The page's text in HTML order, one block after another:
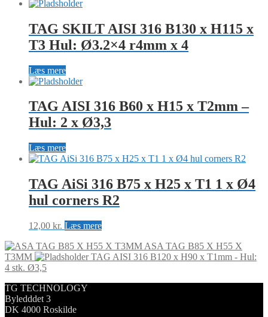
TAG SKILT AISI 316 B130 x H115 x
T3 Hul: Ø3.2×4 r4mm x 4
Læs mere
TAG AISI 316 B60 x H15 x T2mm –
Hul: 2 x Ø3,3
Læs mere
TAG AiSi 316 B75 x H25 x T1 1 x Ø4
hul corners R2
12,00 kr. Læs mere
ASA TAG B85 X H55 X
T3MM
TAG AISI 316 B120 x H90 x T1mm - Hul:
4 stk. Ø3,5
TG TECHNOLOGY
Byledddet 3
DK 4000 Roskilde